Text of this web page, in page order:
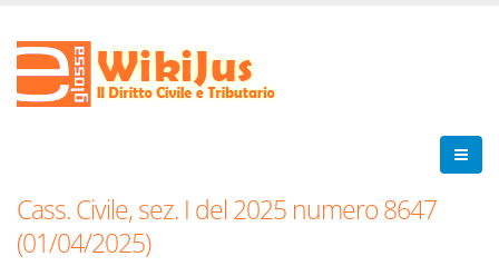
Cass. Civile, sez. I del 2025 numero 8647
(01/04/2025)